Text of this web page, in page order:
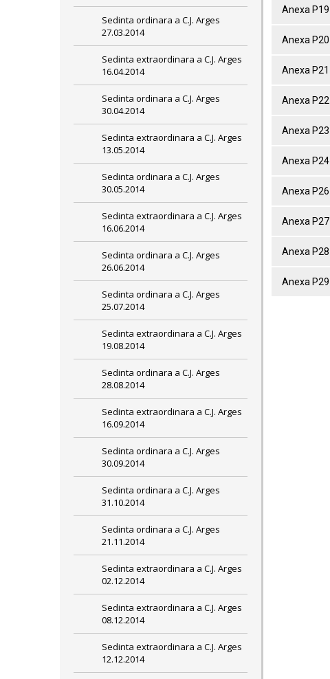
Sedinta ordinara a C.J. Arges
27.03.2014
Sedinta extraordinara a C.J. Arges
16.04.2014
Sedinta ordinara a C.J. Arges
30.04.2014
Sedinta extraordinara a C.J. Arges
13.05.2014
Sedinta ordinara a C.J. Arges
30.05.2014
Sedinta extraordinara a C.J. Arges
16.06.2014
Sedinta ordinara a C.J. Arges
26.06.2014
Sedinta ordinara a C.J. Arges
25.07.2014
Sedinta extraordinara a C.J. Arges
19.08.2014
Sedinta ordinara a C.J. Arges
28.08.2014
Sedinta extraordinara a C.J. Arges
16.09.2014
Sedinta ordinara a C.J. Arges
30.09.2014
Sedinta ordinara a C.J. Arges
31.10.2014
Sedinta ordinara a C.J. Arges
21.11.2014
Sedinta extraordinara a C.J. Arges
02.12.2014
Sedinta extraordinara a C.J. Arges
08.12.2014
Sedinta extraordinara a C.J. Arges
12.12.2014
Anexa P19
Anexa P20
Anexa P21
Anexa P22
Anexa P23
Anexa P24
Anexa P26
Anexa P27
Anexa P28
Anexa P29